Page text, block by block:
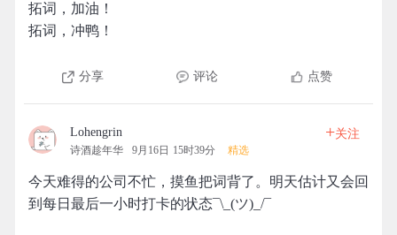
拓词，加油！
拓词，冲鸭！
分享 评论 点赞
Lohengrin
诗酒趁年华 9月16日 15时39分 精选
+关注
今天难得的公司不忙，摸鱼把词背了。明天估计又会回
到每日最后一小时打卡的状态¯\_(ツ)_/¯